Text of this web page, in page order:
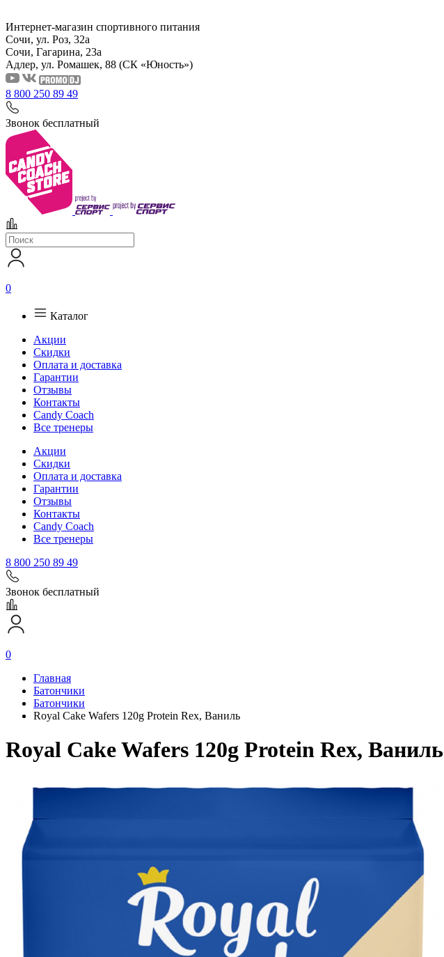
Интернет-магазин спортивного питания
Сочи, ул. Роз, 32а
Сочи, Гагарина, 23а
Адлер, ул. Ромашек, 88 (СК «Юность»)
8 800 250 89 49
Звонок бесплатный
0
Каталог
Акции
Скидки
Оплата и доставка
Гарантии
Отзывы
Контакты
Candy Coach
Все тренеры
Акции
Скидки
Оплата и доставка
Гарантии
Отзывы
Контакты
Candy Coach
Все тренеры
8 800 250 89 49
Звонок бесплатный
0
Главная
Батончики
Батончики
Royal Cake Wafers 120g Protein Rex, Ваниль
Royal Cake Wafers 120g Protein Rex, Ваниль